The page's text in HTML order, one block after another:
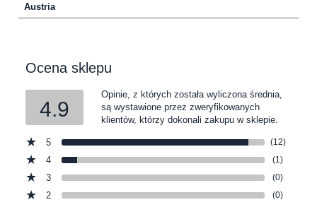
Austria
Ocena sklepu
4.9
Opinie, z których została wyliczona średnia,
są wystawione przez zweryfikowanych
klientów, którzy dokonali zakupu w sklepie.
5 (12)
4 (1)
3 (0)
2 (0)